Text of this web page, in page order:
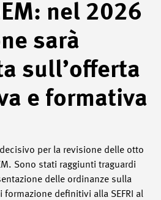
nel 2026
sarà
sull’offerta
e formativa
per la revisione delle otto
Sono stati raggiunti traguardi
delle ordinanze sulla
definitivi alla SEFRI al